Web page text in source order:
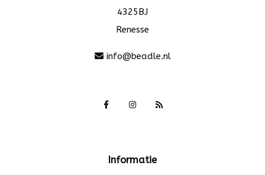
4325BJ
Renesse
info@beadle.nl
Informatie